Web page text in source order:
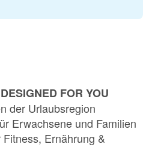
FOR YOU
der Urlaubsregion
Erwachsene und Familien
Ernährung &